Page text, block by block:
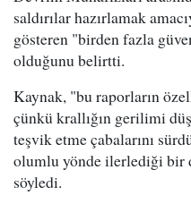
saldırılar hazırlamak
gösteren "birden fazla
olduğunu belirtti.
Kaynak, "bu raporların
çünkü krallığın gerilimi
teşvik etme çabalarını
olumlu yönde ilerlediği bir
söyledi.